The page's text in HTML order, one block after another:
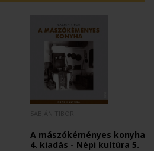
A mászókéményes konyha
4. kiadás - Népi kultúra 5.